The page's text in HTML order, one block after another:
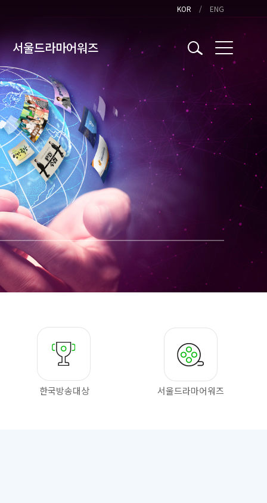
KOR ENG
서울드라마어워즈
한국방송대상 서울드라마어워즈